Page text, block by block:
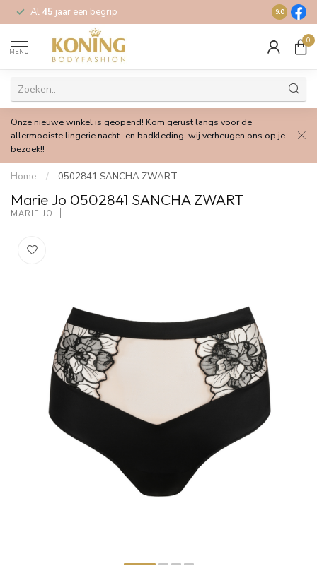
Al 45 jaar een begrip Gratis
9.0
MENU
0
Onze nieuwe winkel is geopend! Kom gerust langs voor de
allermooiste lingerie nacht- en badkleding, wij verheugen ons op je
bezoek!!
Home / 0502841 SANCHA ZWART
Marie Jo 0502841 SANCHA ZWART
MARIE JO